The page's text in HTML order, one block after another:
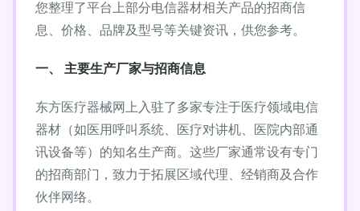
您整理了平台上部分电信器材相关产品的招商信
息、价格、品牌及型号等关键资讯，供您参考。
一、 主要生产厂家与招商信息
东方医疗器械网上入驻了多家专注于医疗领域电信
器材（如医用呼叫系统、医疗对讲机、医院内部通
讯设备等）的知名生产商。这些厂家通常设有专门
的招商部门，致力于拓展区域代理、经销商及合作
伙伴网络。